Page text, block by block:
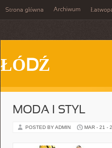
Strona główna Archiwum
ŁÓDŹ
MODA I STYL
POSTED BY ADMIN MAR - 21 -